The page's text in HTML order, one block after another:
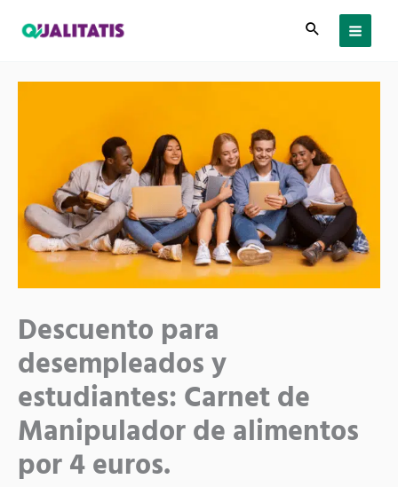
Descuento para
desempleados y
estudiantes: Carnet de
Manipulador de alimentos
por 4 euros.